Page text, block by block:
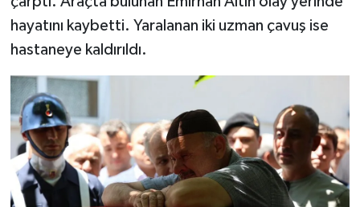
hayatını kaybetti. Yaralanan iki uzman çavuş ise
hastaneye kaldırıldı.